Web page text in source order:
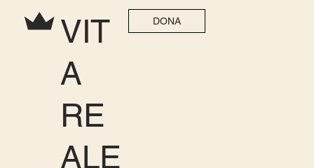
VIT
A
RE
ALE
DONA